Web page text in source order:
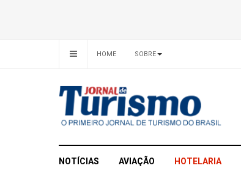
HOME SOBRE
NOTÍCIAS AVIAÇÃO HOTELARIA